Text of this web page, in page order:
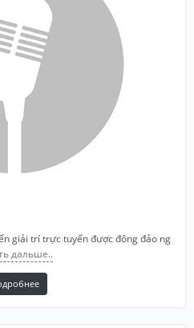
giải trí trực tuyến được đông đảo ng
дальше..